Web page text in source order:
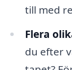
till med
Flera
du efter